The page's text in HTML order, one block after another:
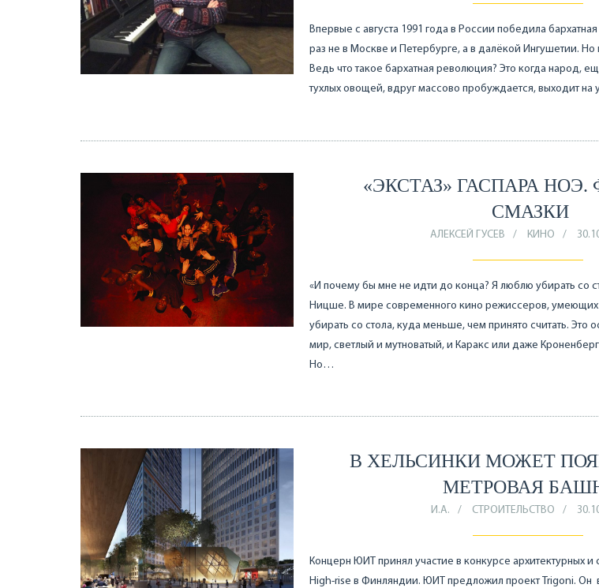
Впервые с августа 1991 года в России победила
раз не в Москве и Петербурге, а в далёкой Ингушетии. Но
Ведь что такое бархатная революция? Это когда народ,
тухлых овощей, вдруг массово пробуждается, выходит на
«ЭКСТАЗ» ГАСПАРА НОЭ.
СМАЗКИ
АЛЕКСЕЙ ГУСЕВ КИНО
«И почему бы мне не идти до конца? Я люблю убирать со
Ницше. В мире современного кино режиссеров,
убирать со стола, куда меньше, чем принято считать. Это
мир, светлый и мутноватый, и Каракс или даже
Но…
В ХЕЛЬСИНКИ МОЖЕТ
МЕТРОВАЯ
И.А. СТРОИТЕЛЬСТВО
Концерн ЮИТ принял участие в конкурсе архитектурных и
High-rise в Финляндии. ЮИТ предложил проект Trigoni. Он